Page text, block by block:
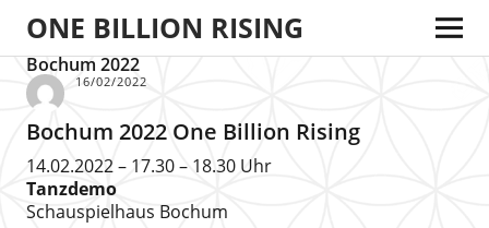
ONE BILLION RISING
Bochum 2022
16/02/2022
Bochum 2022 One Billion Rising
14.02.2022 – 17.30 – 18.30 Uhr
Tanzdemo
Schauspielhaus Bochum